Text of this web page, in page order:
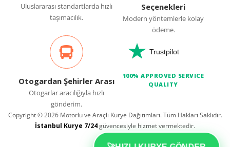
Uluslararası standartlarda hızlı
taşımacılık.
Seçenekleri
Modern yöntemlerle kolay
ödeme.
Otogardan Şehirler Arası
Otogarlar aracılığıyla hızlı
gönderim.
Trustpilot
100% APPROVED SERVICE
QUALITY
Copyright © 2026 Motorlu ve Araçlı Kurye Dağıtımları. Tüm Hakları Saklıdır.
İstanbul Kurye 7/24güvencesiyle hizmet vermektedir.